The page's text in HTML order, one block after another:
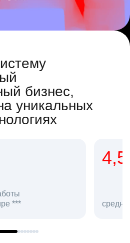
бизнес,
уникальных
как работодателя **
в